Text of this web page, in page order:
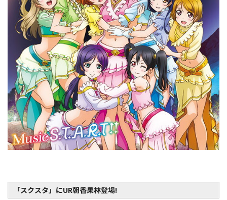
「スクスタ」にUR朝香果林登場!